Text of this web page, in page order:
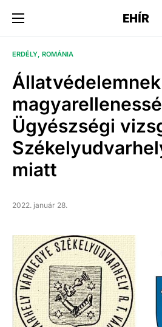
EHÍR
ERDÉLY ROMÁNIA
Ügyészségi
miatt
2022. január 28.